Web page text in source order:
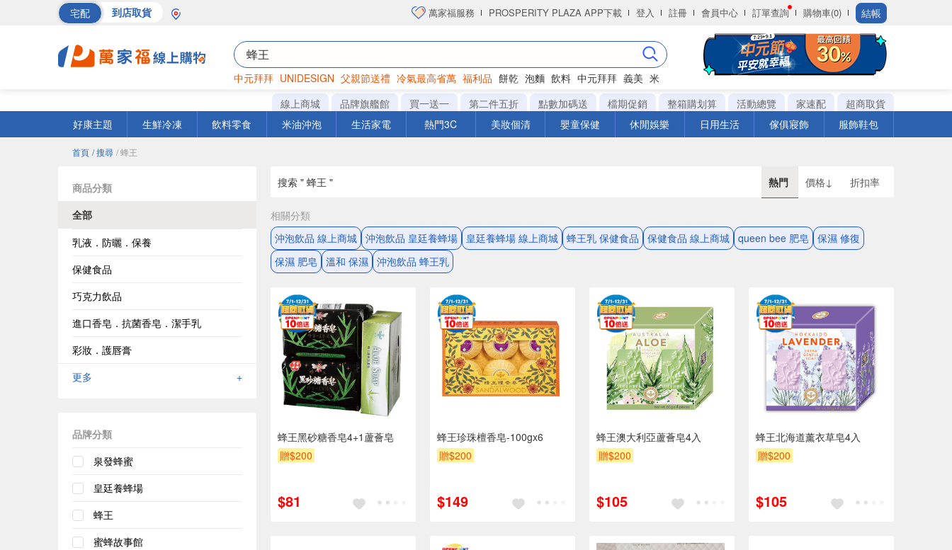
宅配 到店取貨 萬家福服務 PROSPERITY PLAZA APP下載 登入 註冊 會員中心 訂單查詢 購物車(0) 結帳
中元拜拜 UNIDESIGN 父親節送禮 冷氣最高省萬 福利品 餅乾 泡麵 飲料 中元拜拜 義美 米
巧克力 罐頭 衛生紙
線上商城 品牌旗艦館 買一送一 第二件五折 點數加碼送 檔期促銷 整箱購划算 活動總覽 家速配
超商取貨
好康主題
生鮮冷凍 飲料零食 米油沖泡 生活家電 熱門3C 美妝個清 嬰童保健 休閒娛樂 日用生活 傢俱寢飾 服飾鞋包
首頁 / 搜尋 / 蜂王
商品分類
全部
乳液．防曬．保養
保健食品
巧克力飲品
進口香皂．抗菌香皂．潔手乳
彩妝．護唇膏
更多
+
品牌分類
泉發蜂蜜
皇廷養蜂場
蜂王
蜜蜂故事館
搜索 " 蜂王 " 熱門 價格↓ 折扣率
相關分類
沖泡飲品 線上商城 沖泡飲品 皇廷養蜂場 皇廷養蜂場 線上商城 蜂王乳 保健食品 保健食品 線上商城 queen bee 肥皂 保濕 修復
保濕 肥皂 溫和 保濕 沖泡飲品 蜂王乳
蜂王黑砂糖香皂4+1蘆薈皂
贈$200
$81
蜂王珍珠檀香皂-100gx6
贈$200
$149
蜂王澳大利亞蘆薈皂4入
贈$200
$105
蜂王北海道薰衣草皂4入
贈$200
$105